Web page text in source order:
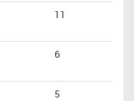
11
6
5